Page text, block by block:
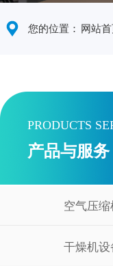
您的位置： 网站
空气压缩
干燥机设
PRODUCTS
产品与服务